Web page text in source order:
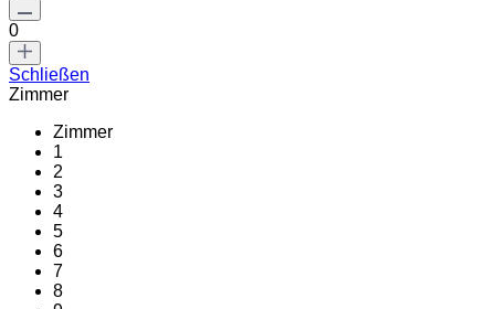
0
Schließen
Zimmer
Zimmer
1
2
3
4
5
6
7
8